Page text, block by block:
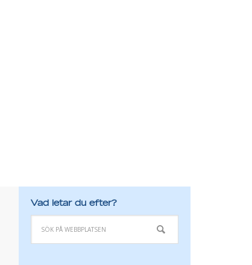
Vad letar du efter?